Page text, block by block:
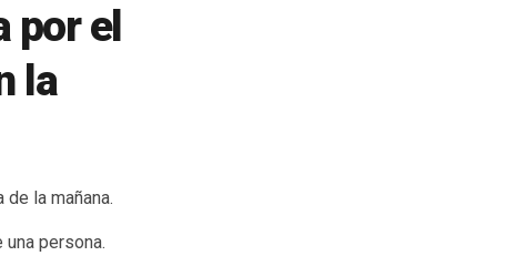
por el
la
la mañana.
persona.